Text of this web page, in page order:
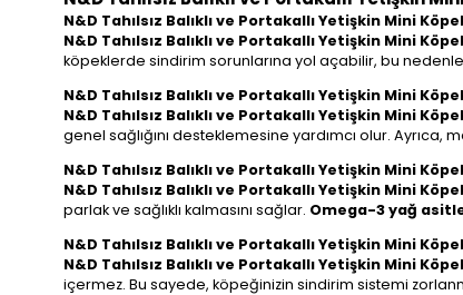
N&D Tahılsız Balıklı ve Portakallı Yetişkin Mini
N&D Tahılsız Balıklı ve Portakallı Yetişkin Mini
köpeklerde sindirim sorunlarına yol açabilir, bu
N&D Tahılsız Balıklı ve Portakallı Yetişkin Mini
N&D Tahılsız Balıklı ve Portakallı Yetişkin Mini
genel sağlığını desteklemesine yardımcı olur. Ayrıca,
N&D Tahılsız Balıklı ve Portakallı Yetişkin Mini
N&D Tahılsız Balıklı ve Portakallı Yetişkin Mini
parlak ve sağlıklı kalmasını sağlar. Omega-3 yağ
N&D Tahılsız Balıklı ve Portakallı Yetişkin Mini
N&D Tahılsız Balıklı ve Portakallı Yetişkin Mini
içermez. Bu sayede, köpeğinizin sindirim sistemi